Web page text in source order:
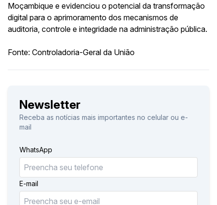
Moçambique e evidenciou o potencial da transformação
digital para o aprimoramento dos mecanismos de
auditoria, controle e integridade na administração pública.
Fonte: Controladoria-Geral da União
Newsletter
Receba as notícias mais importantes no celular ou e-
mail
WhatsApp
E-mail